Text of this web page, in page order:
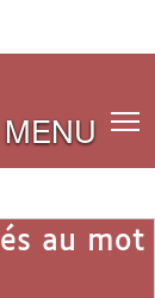
MENU
au mot